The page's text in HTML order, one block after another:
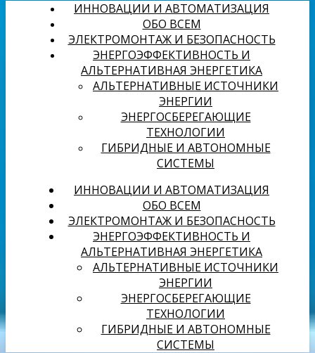
ИННОВАЦИИ И АВТОМАТИЗАЦИЯ
ОБО ВСЕМ
ЭЛЕКТРОМОНТАЖ И БЕЗОПАСНОСТЬ
ЭНЕРГОЭФФЕКТИВНОСТЬ И
АЛЬТЕРНАТИВНАЯ ЭНЕРГЕТИКА
АЛЬТЕРНАТИВНЫЕ ИСТОЧНИКИ
ЭНЕРГИИ
ЭНЕРГОСБЕРЕГАЮЩИЕ
ТЕХНОЛОГИИ
ГИБРИДНЫЕ И АВТОНОМНЫЕ
СИСТЕМЫ
ИННОВАЦИИ И АВТОМАТИЗАЦИЯ
ОБО ВСЕМ
ЭЛЕКТРОМОНТАЖ И БЕЗОПАСНОСТЬ
ЭНЕРГОЭФФЕКТИВНОСТЬ И
АЛЬТЕРНАТИВНАЯ ЭНЕРГЕТИКА
АЛЬТЕРНАТИВНЫЕ ИСТОЧНИКИ
ЭНЕРГИИ
ЭНЕРГОСБЕРЕГАЮЩИЕ
ТЕХНОЛОГИИ
ГИБРИДНЫЕ И АВТОНОМНЫЕ
СИСТЕМЫ